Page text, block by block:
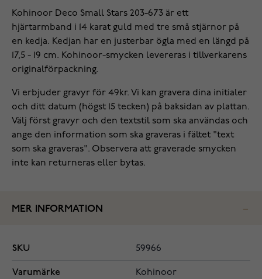
Kohinoor Deco Small Stars 203-673 är ett
hjärtarmband i 14 karat guld med tre små stjärnor på
en kedja. Kedjan har en justerbar ögla med en längd på
17,5 - 19 cm. Kohinoor-smycken levereras i tillverkarens
originalförpackning.
Vi erbjuder gravyr för 49kr. Vi kan gravera dina initialer
och ditt datum (högst 15 tecken) på baksidan av plattan.
Välj först gravyr och den textstil som ska användas och
ange den information som ska graveras i fältet "text
som ska graveras". Observera att graverade smycken
inte kan returneras eller bytas.
MER INFORMATION
SKU 59966
Varumärke Kohinoor